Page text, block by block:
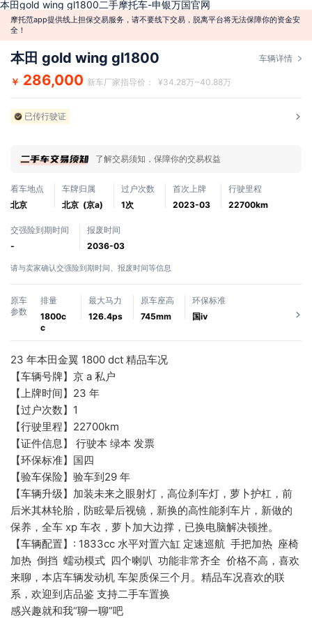
本田gold wing gl1800二手摩托车-申银万国官网
摩托范app提供线上担保交易服务，请不要线下交易，脱离平台将无法保障你的资金安
全！
本田 gold wing gl1800 车辆详情
￥ 286,000 新车厂家指导价： ¥34.28万~40.88万
已传行驶证
了解交易须知，保障你的交易权益
看车地点
北京
车牌归属
北京 (京a)
过户次数
1次
首次上牌
2023-03
行驶里程
22700km
交强险到期时间
-
报废时间
2036-03
请与卖家确认交强险到期时间、报废时间等信息
原车
参数
排量
1800c
c
最大马力
126.4ps
原车座高
745mm
环保标准
国ⅳ
23 年本田金翼 1800 dct 精品车况
【车辆号牌】京 a 私户
【上牌时间】23 年
【过户次数】1
【行驶里程】22700km
【证件信息】 行驶本 绿本 发票
【环保标准】国四
【验车保险】验车到29 年
【车辆升级】加装未来之眼射灯，高位刹车灯，萝卜护杠，前
后米其林轮胎，防眩晕后视镜，新换的高性能刹车片，新做的
保养，全车 xp 车衣，萝卜加大边撑，已换电脑解决顿挫。
【车辆配置】: 1833cc 水平对置六缸 定速巡航  手把加热  座椅
加热  倒挡  蠕动模式  四个喇叭  功能非常齐全  价格不高，喜欢
来聊，本店车辆发动机 车架质保三个月。精品车况喜欢的联
系，欢迎到店品鉴 支持二手车置换
感兴趣就和我“聊一聊”吧